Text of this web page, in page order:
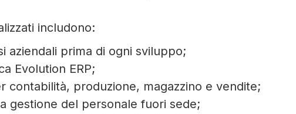
includono:
aziendali prima di ogni sviluppo;
Evolution ERP;
contabilità, produzione, magazzino e vendite;
gestione del personale fuori sede;